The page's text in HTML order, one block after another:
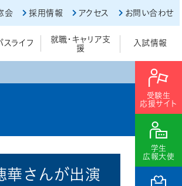
会 採用情報 アクセス お問い合わせ
スライフ
就職・キャリア支
援
入試情報
受験生
応援サイト
学生
広報大使
華さんが出演